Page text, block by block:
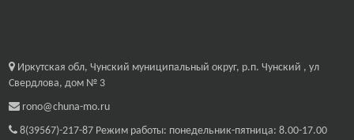
Иркутская обл, Чунский муниципальный округ, р.п. Чунский , ул
Свердлова, дом № 3
rono@chuna-mo.ru
8(39567)-217-87 Режим работы: понедельник-пятница: 8.00-17.00